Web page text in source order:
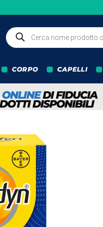
Ricerca
prodotti
CORPO CAPELLI